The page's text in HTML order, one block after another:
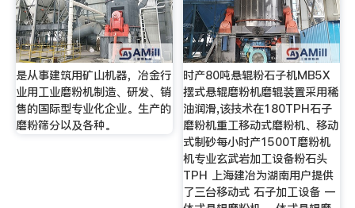
是从事建筑用矿山机器，冶金行
业用工业磨粉机制造、研发、销
售的国际型专业化企业。生产的
磨粉筛分以及各种。
时产80吨悬辊粉石子机MB5X
摆式悬辊磨粉机磨辊装置采用稀
油润滑,该技术在180TPH石子
磨粉机重工移动式磨粉机、移动
式制砂每小时产1500T磨粉机
机专业玄武岩加工设备粉石头
TPH 上海建冶为湖南用户提供
了三台移动式 石子加工设备 一